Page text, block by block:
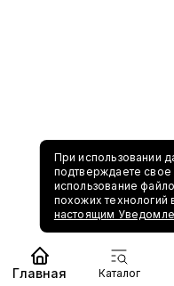
При использовании
подтверждаете свое
использование
похожих технологий
настоящим
Главная Каталог